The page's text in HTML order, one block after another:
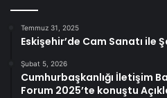
Temmuz 31, 2025
Eskişehir’de Cam Sanatı ile
Şubat 5, 2026
Cumhurbaşkanlığı İletişim
Forum 2025’te konuştu